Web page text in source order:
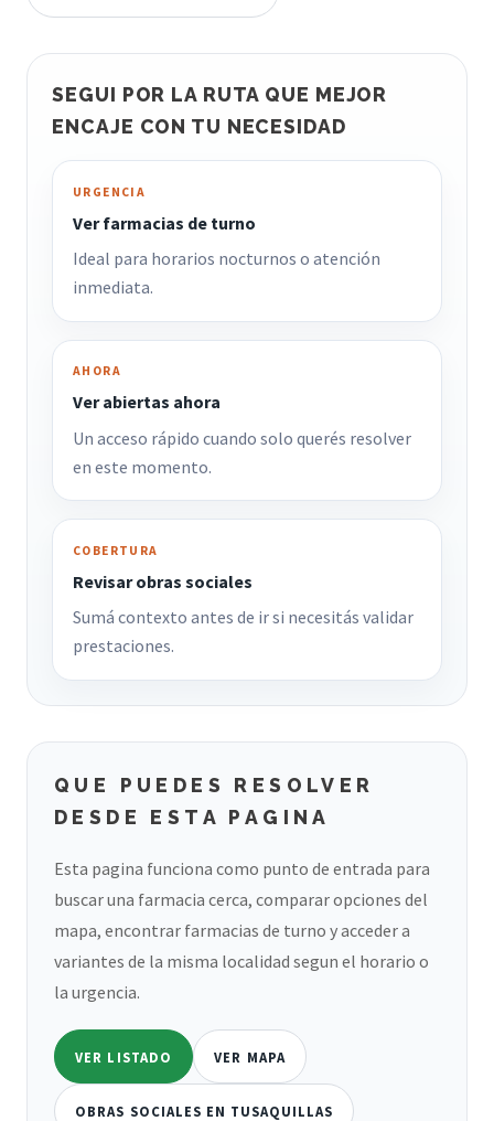
SEGUI POR LA RUTA QUE MEJOR
ENCAJE CON TU NECESIDAD
URGENCIA
Ver farmacias de turno
Ideal para horarios nocturnos o atención
inmediata.
AHORA
Ver abiertas ahora
Un acceso rápido cuando solo querés resolver
en este momento.
COBERTURA
Revisar obras sociales
Sumá contexto antes de ir si necesitás validar
prestaciones.
QUE PUEDES RESOLVER
DESDE ESTA PAGINA
Esta pagina funciona como punto de entrada para
buscar una farmacia cerca, comparar opciones del
mapa, encontrar farmacias de turno y acceder a
variantes de la misma localidad segun el horario o
la urgencia.
VER LISTADO VER MAPA
OBRAS SOCIALES EN TUSAQUILLAS